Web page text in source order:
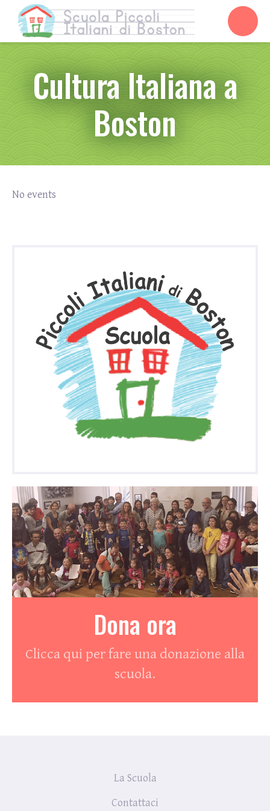
Cultura Italiana a
Boston
No events
Dona ora
Clicca qui per fare una donazione alla
scuola.
La Scuola
Contattaci